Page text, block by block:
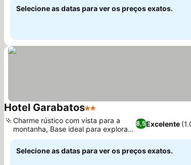
Selecione as datas para ver os preços exatos.
Hotel Garabatos2 Estrelas
8,5Excelente
Charme rústico com vista para a
montanha, Base ideal para explorar
Gredos
Selecione as datas para ver os preços exatos.